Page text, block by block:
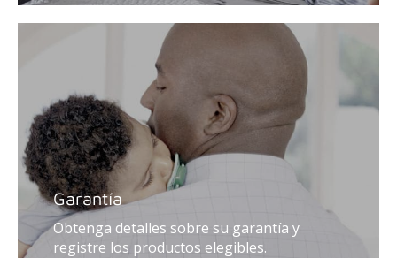
Garantía
Obtenga detalles sobre su garantía y
registre los productos elegibles.